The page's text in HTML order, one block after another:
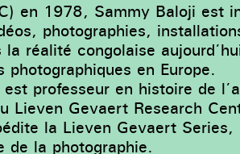
en 1978, Sammy Baloji est
photographies,
réalité congolaise
en Europe.
professeur en histoire de
Lieven Gevaert Research
la Lieven Gevaert
de la photographie.